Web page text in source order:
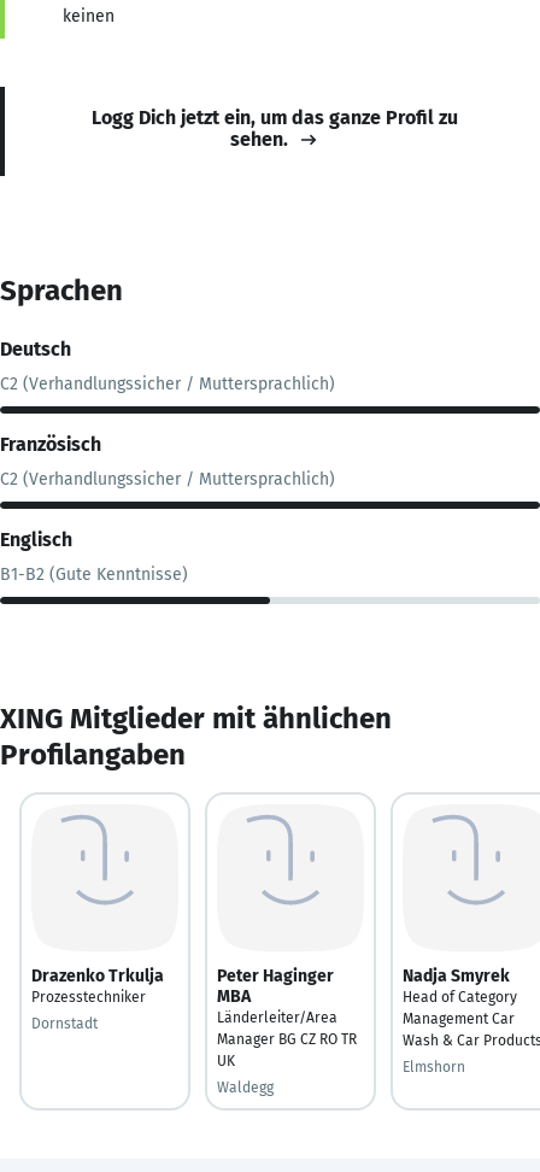
keinen
Logg Dich jetzt ein, um das ganze Profil zu
sehen.
Sprachen
Deutsch
C2 (Verhandlungssicher / Muttersprachlich)
Französisch
C2 (Verhandlungssicher / Muttersprachlich)
Englisch
B1-B2 (Gute Kenntnisse)
XING Mitglieder mit ähnlichen
Profilangaben
Drazenko Trkulja
Prozesstechniker
Dornstadt
Peter Haginger
MBA
Länderleiter/Area
Manager BG CZ RO TR
UK
Waldegg
Nadja Smyrek
Head of Category
Management Car
Wash & Car
Elmshorn